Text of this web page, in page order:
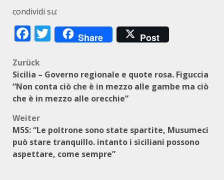
condividi su:
Facebook
Twitter
Share Post
Beitragsnavigation
Zurück
Sicilia – Governo regionale e quote rosa. Figuccia
“Non conta ciò che è in mezzo alle gambe ma ciò
che è in mezzo alle orecchie”
Weiter
M5S: “Le poltrone sono state spartite, Musumeci
può stare tranquillo. intanto i siciliani possono
aspettare, come sempre”